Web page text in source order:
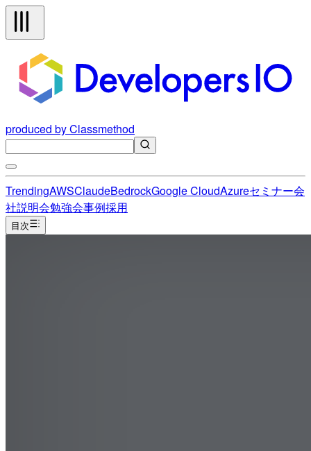
produced by Classmethod
TrendingAWSClaudeBedrockGoogle CloudAzureセミナー会
社説明会勉強会事例採用
目次